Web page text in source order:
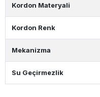
Kordon Materyali
Kordon Renk
Mekanizma
Su Geçirmezlik